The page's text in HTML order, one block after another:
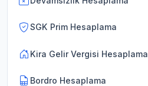
SGK Prim Hesaplama
Kira Gelir Vergisi Hesaplama
Bordro Hesaplama